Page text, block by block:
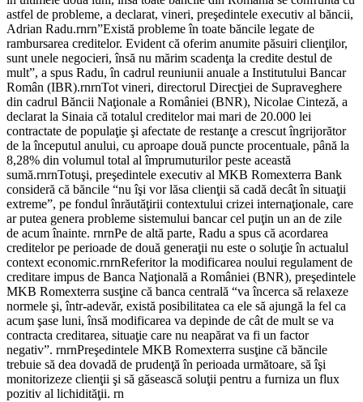
astfel de probleme, a declarat, vineri, preşedintele executiv al băncii,
Adrian Radu.rnrn”Există probleme în toate băncile legate de
rambursarea creditelor. Evident că oferim anumite păsuiri clienţilor,
sunt unele negocieri, însă nu mărim scadenţa la credite destul de
mult”, a spus Radu, în cadrul reuniunii anuale a Institutului Bancar
Român (IBR).rnrnTot vineri, directorul Direcţiei de Supraveghere
din cadrul Băncii Naţionale a României (BNR), Nicolae Cinteză, a
declarat la Sinaia că totalul creditelor mai mari de 20.000 lei
contractate de populaţie şi afectate de restanţe a crescut îngrijorător
de la începutul anului, cu aproape două puncte procentuale, până la
8,28% din volumul total al împrumuturilor peste această
sumă.rnrnTotuşi, preşedintele executiv al MKB Romexterra Bank
consideră că băncile “nu îşi vor lăsa clienţii să cadă decât în situaţii
extreme”, pe fondul înrăutăţirii contextului crizei internaţionale, care
ar putea genera probleme sistemului bancar cel puţin un an de zile
de acum înainte. rnrnPe de altă parte, Radu a spus că acordarea
creditelor pe perioade de două generaţii nu este o soluţie în actualul
context economic.rnrnReferitor la modificarea noului regulament de
creditare impus de Banca Naţională a României (BNR), preşedintele
MKB Romexterra susţine că banca centrală “va încerca să relaxeze
normele şi, într-adevăr, există posibilitatea ca ele să ajungă la fel ca
acum şase luni, însă modificarea va depinde de cât de mult se va
contracta creditarea, situaţie care nu neapărat va fi un factor
negativ”. rnrnPreşedintele MKB Romexterra susţine că băncile
trebuie să dea dovadă de prudenţă în perioada următoare, să îşi
monitorizeze clienţii şi să găsească soluţii pentru a furniza un flux
pozitiv al lichidităţii. rn